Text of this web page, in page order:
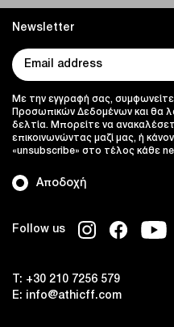
Follow us
T: +30 210 7256 579
E: info@athicff.com
Newsletter
Αποδοχή
Με την εγγραφή σας,
Προσωπικών Δεδομένων και θα
δελτία. Μπορείτε να
επικοινωνώντας μαζί μας, ή
«unsubscribe» στο τέλος κάθε